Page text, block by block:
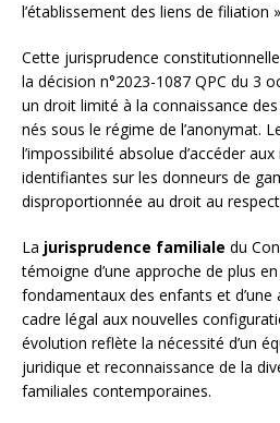
l’établissement des liens de filiation
Cette jurisprudence
la décision n°2023-1087 QPC du 3
un droit limité à la connaissance
nés sous le régime de l’anonymat.
l’impossibilité absolue d’accéder
identifiantes sur les donneurs de
disproportionnée au droit au
La jurisprudence familiale du
témoigne d’une approche de plus
fondamentaux des enfants et
cadre légal aux nouvelles
évolution reflète la nécessité d’un
juridique et reconnaissance de la
familiales contemporaines.